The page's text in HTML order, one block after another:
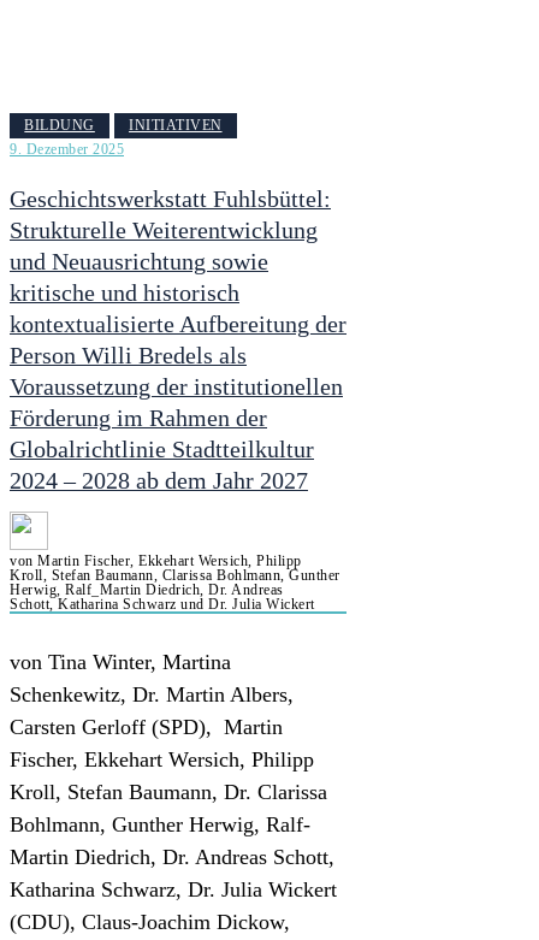
BILDUNG
INITIATIVEN
9. Dezember 2025
Geschichtswerkstatt Fuhlsbüttel:
Strukturelle Weiterentwicklung
und Neuausrichtung sowie
kritische und historisch
kontextualisierte Aufbereitung der
Person Willi Bredels als
Voraussetzung der institutionellen
Förderung im Rahmen der
Globalrichtlinie Stadtteilkultur
2024 – 2028 ab dem Jahr 2027
von Martin Fischer, Ekkehart Wersich, Philipp
Kroll, Stefan Baumann, Clarissa Bohlmann, Gunther
Herwig, Ralf_Martin Diedrich, Dr. Andreas
Schott, Katharina Schwarz und Dr. Julia Wickert
von Tina Winter, Martina
Schenkewitz, Dr. Martin Albers,
Carsten Gerloff (SPD), Martin
Fischer, Ekkehart Wersich, Philipp
Kroll, Stefan Baumann, Dr. Clarissa
Bohlmann, Gunther Herwig, Ralf-
Martin Diedrich, Dr. Andreas Schott,
Katharina Schwarz, Dr. Julia Wickert
(CDU), Claus-Joachim Dickow,